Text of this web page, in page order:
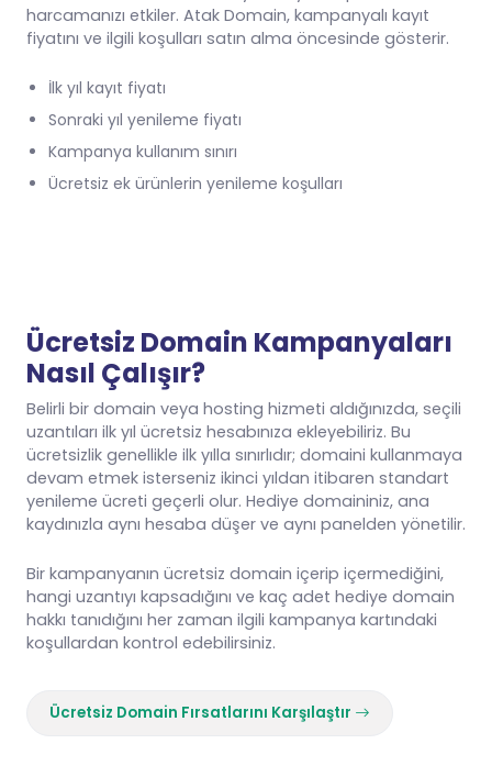
harcamanızı etkiler. Atak Domain, kampanyalı kayıt
fiyatını ve ilgili koşulları satın alma öncesinde gösterir.
İlk yıl kayıt fiyatı
Sonraki yıl yenileme fiyatı
Kampanya kullanım sınırı
Ücretsiz ek ürünlerin yenileme koşulları
Ücretsiz Domain Kampanyaları
Nasıl Çalışır?
Belirli bir domain veya hosting hizmeti aldığınızda, seçili
uzantıları ilk yıl ücretsiz hesabınıza ekleyebiliriz. Bu
ücretsizlik genellikle ilk yılla sınırlıdır; domaini kullanmaya
devam etmek isterseniz ikinci yıldan itibaren standart
yenileme ücreti geçerli olur. Hediye domaininiz, ana
kaydınızla aynı hesaba düşer ve aynı panelden yönetilir.
Bir kampanyanın ücretsiz domain içerip içermediğini,
hangi uzantıyı kapsadığını ve kaç adet hediye domain
hakkı tanıdığını her zaman ilgili kampanya kartındaki
koşullardan kontrol edebilirsiniz.
Ücretsiz Domain Fırsatlarını Karşılaştır